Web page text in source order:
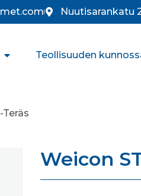
Nuutisarankatu
Teollisuuden
Weicon